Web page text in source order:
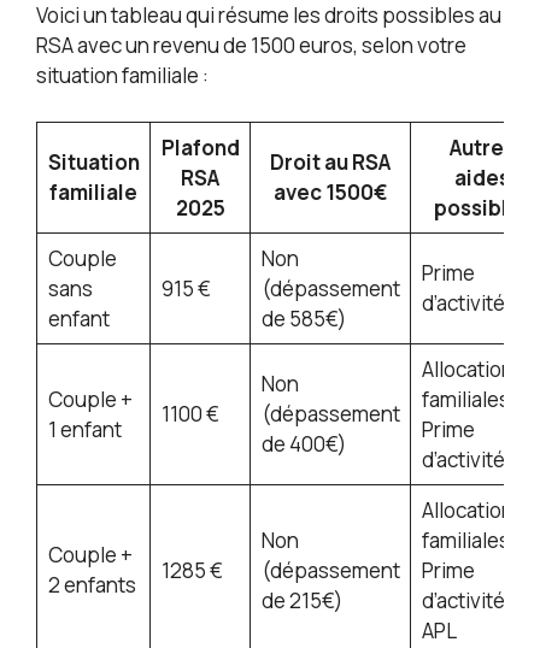
Voici un tableau qui résume les droits possibles au
RSA avec un revenu de 1500 euros, selon votre
situation familiale :
Situation
familiale
Plafond
RSA
2025
Droit au RSA
avec 1500€
Autres
aides
possibles
Couple
sans
enfant
915 €
Non
(dépassement
de 585€)
Prime
d’activité
Couple +
1 enfant
1100 €
Non
(dépassement
de 400€)
Allocations
familiales,
Prime
d’activité
Couple +
2 enfants
1285 €
Non
(dépassement
de 215€)
Allocations
familiales,
Prime
d’activité,
APL